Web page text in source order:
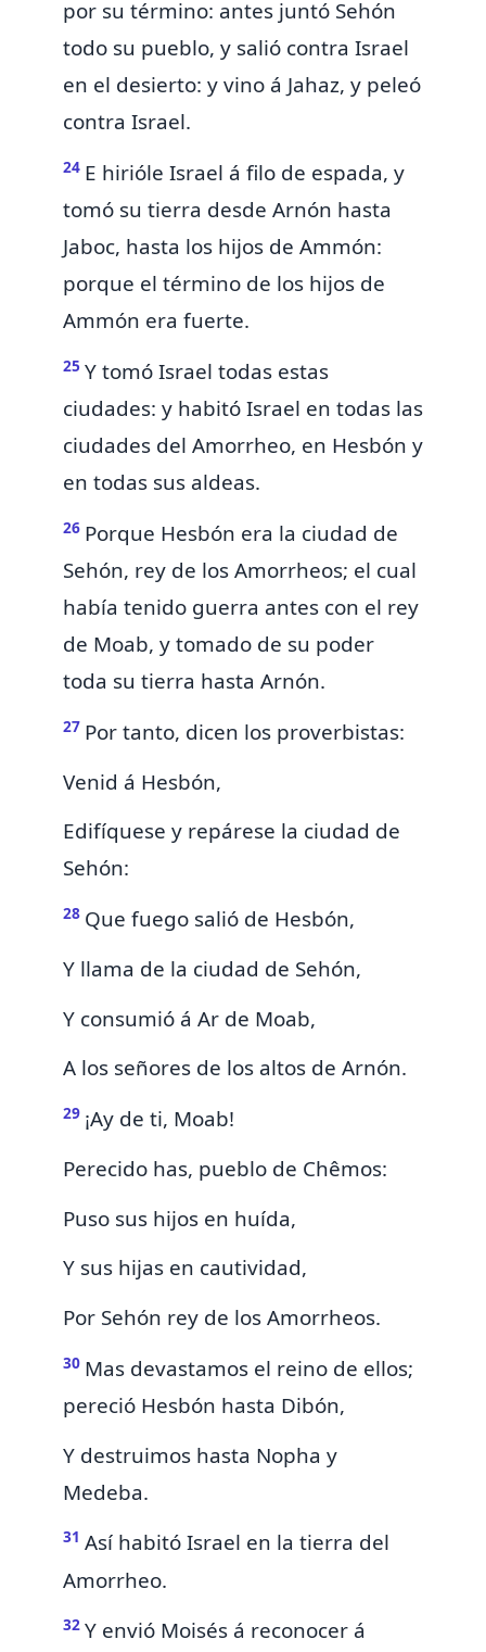
por su término: antes juntó Sehón
todo su pueblo, y salió contra Israel
en el desierto: yvino á Jahaz, y peleó
contra Israel.
24 E hirióle Israel á filo de espada, y
tomó su tierra desde Arnón hasta
Jaboc, hasta los hijos de Ammón:
porque el término de los hijos de
Ammón era fuerte.
25 Y tomó Israel todas estas
ciudades: y habitó Israel en todas las
ciudades del Amorrheo, en Hesbón y
en todas sus aldeas.
26 Porque Hesbón era la ciudad de
Sehón, rey de los Amorrheos; el cual
había tenido guerra antes con el rey
de Moab, y tomado de su poder
toda su tierra hasta Arnón.
27 Por tanto, dicen los proverbistas:
Venid á Hesbón,
Edifíquese y repárese la ciudad de
Sehón:
28 Que fuego salió de Hesbón,
Y llama de la ciudad de Sehón,
Y consumió á Ar de Moab,
A los señores de los altos de Arnón.
29 ¡Ay de ti, Moab!
Perecido has, pueblo de Chêmos:
Puso sus hijos en huída,
Y sus hijas en cautividad,
Por Sehón rey de los Amorrheos.
30 Mas devastamos el reino de ellos;
pereció Hesbón hasta Dibón,
Y destruimos hasta Nopha y
Medeba.
31 Así habitó Israel en la tierra del
Amorrheo.
32 Y envió Moisés á reconocer á